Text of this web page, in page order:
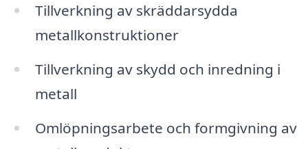
Tillverkning av skräddarsydda
metallkonstruktioner
Tillverkning av skydd och inredning i
metall
Omlöpningsarbete och formgivning av